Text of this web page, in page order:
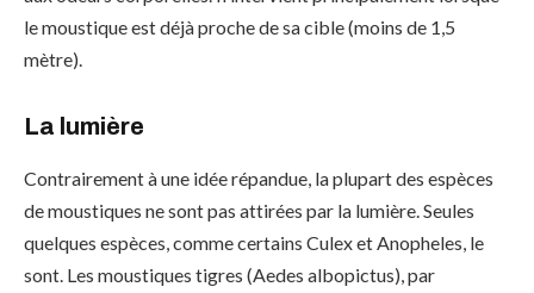
le moustique est déjà proche de sa cible (moins de 1,5
mètre).
La lumière
Contrairement à une idée répandue, la plupart des espèces
de moustiques ne sont pas attirées par la lumière. Seules
quelques espèces, comme certains Culex et Anopheles, le
sont. Les moustiques tigres (Aedes albopictus), par